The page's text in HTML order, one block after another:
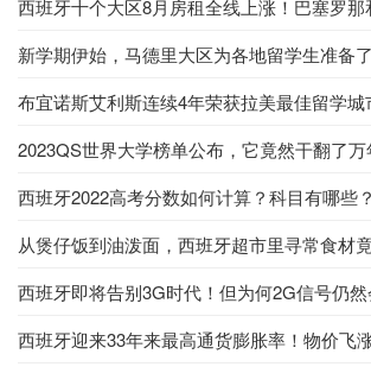
西班牙十个大区8月房租全线上涨！巴塞罗
贵的…
新学期伊始，马德里大区为各地留学生准备
务！
布宜诺斯艾利斯连续4年荣获拉美最佳留学
它就赢了
2023QS世界大学榜单公布，它竟然干翻了
那大学
西班牙2022高考分数如何计算？科目有哪些
就够了
从煲仔饭到油泼面，西班牙超市里寻常食材
餐？！
西班牙即将告别3G时代！但为何2G信号仍然
西班牙迎来33年来最高通货膨胀率！物价